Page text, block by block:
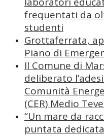
frequentati da
studenti
Grottaferrata,
Piano di
Il Comune di
deliberato
Comunità
(CER) Medio
“Un mare da
puntata